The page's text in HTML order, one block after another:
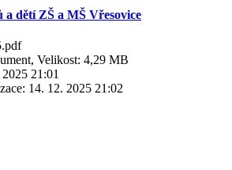
a dětí ZŠ a MŠ Vřesovice
Velikost: 4,29 MB
21:01
14. 12. 2025 21:02